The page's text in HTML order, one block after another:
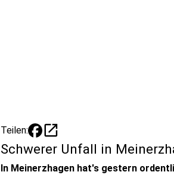
Teilen: open_in_new
Schwerer Unfall in
In Meinerzhagen hat's gestern